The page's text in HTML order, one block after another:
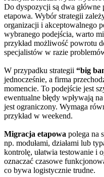
Do dyspozycji są dwa główne
etapowa. Wybór strategii
organizacji i akceptowalnego
wybranego podejścia, warto
przykład możliwość powrotu
specjalistów w razie
W przypadku strategii “big
jednocześnie, a firma
momencie. To podejście jest
ewentualne błędy wpływają
jest ograniczony. Wymaga
przykład w weekend.
Migracja etapowa polega na
np. modułami, działami lub
kontrolę, ułatwia testowanie i
oznaczać czasowe
co bywa logistycznie trudne.